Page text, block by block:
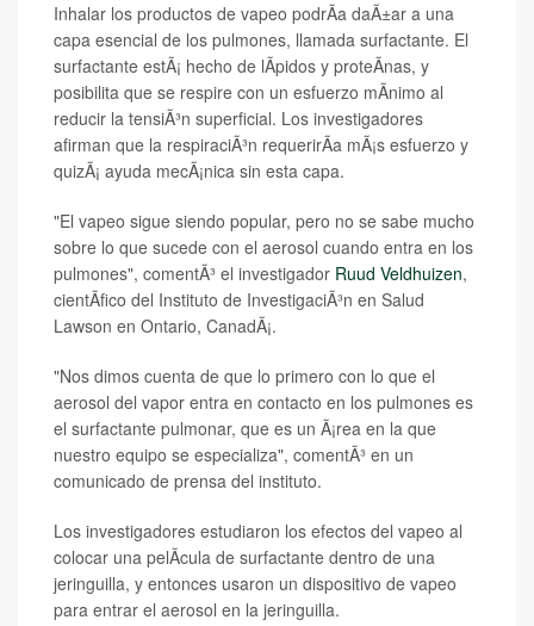
Inhalar los productos de vapeo podrÃ­a daÃ±ar a una
capa esencial de los pulmones, llamada surfactante. El
surfactante estÃ¡ hecho de lÃ­pidos y proteÃ­nas, y
posibilita que se respire con un esfuerzo mÃ­nimo al
reducir la tensiÃ³n superficial. Los investigadores
afirman que la respiraciÃ³n requerirÃ­a mÃ¡s esfuerzo y
quizÃ¡ ayuda mecÃ¡nica sin esta capa.
"El vapeo sigue siendo popular, pero no se sabe mucho
sobre lo que sucede con el aerosol cuando entra en los
pulmones", comentÃ³ el investigador Ruud Veldhuizen,
cientÃ­fico del Instituto de InvestigaciÃ³n en Salud
Lawson en Ontario, CanadÃ¡.
"Nos dimos cuenta de que lo primero con lo que el
aerosol del vapor entra en contacto en los pulmones es
el surfactante pulmonar, que es un Ã¡rea en la que
nuestro equipo se especializa", comentÃ³ en un
comunicado de prensa del instituto.
Los investigadores estudiaron los efectos del vapeo al
colocar una pelÃ­cula de surfactante dentro de una
jeringuilla, y entonces usaron un dispositivo de vapeo
para entrar el aerosol en la jeringuilla.